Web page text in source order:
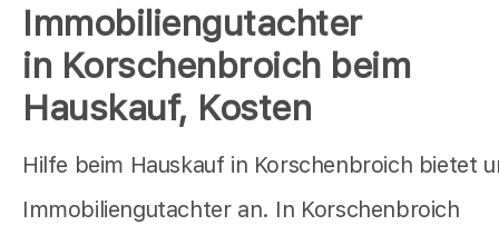
Immobiliengutachter
in Korschenbroich beim
Hauskauf, Kosten
Hilfe beim Hauskauf in Korschenbroich bietet
Immobiliengutachter an. In Korschenbroich